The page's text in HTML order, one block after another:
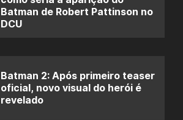
Batman de Robert Pattinson no
DCU
Batman 2: Após primeiro teaser
oficial, novo visual do herói é
revelado